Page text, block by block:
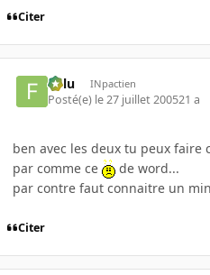
Citer
Fulu INpactien
Posté(e) le 27 juillet 200521 a
ben avec les deux tu peux faire
par comme ce
de word...
par contre faut connaitre un
Citer